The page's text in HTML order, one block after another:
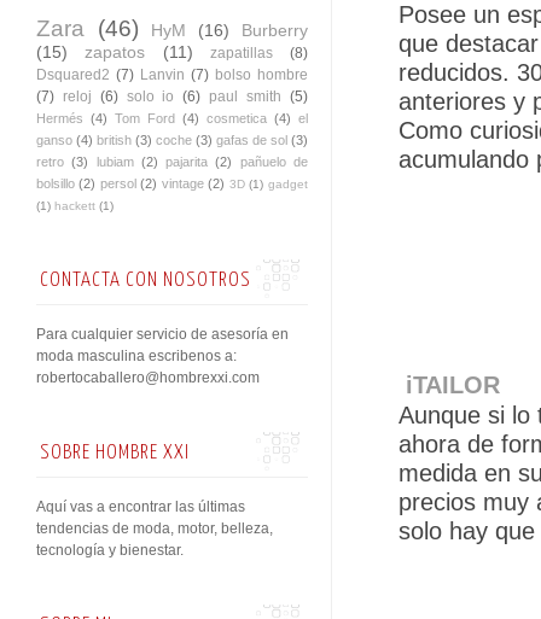
Posee un
que
reducidos.
anteriores y
Como
acumulando
iTAILOR
Aunque si lo
ahora de
medida en
precios muy
solo hay
Zara (46) HyM (16)
Burberry
(15)
zapatos (11) zapatillas
(8)
Dsquared2 (7) Lanvin (7) bolso hombre
(7) reloj (6) solo io (6) paul smith (5)
Hermés (4) Tom Ford (4) cosmetica (4) el
ganso (4) british (3) coche (3) gafas de sol (3)
retro (3) lubiam (2) pajarita (2)
pañuelo de
bolsillo (2) persol (2) vintage (2) 3D (1) gadget
(1) hackett (1)
CONTACTA CON NOSOTROS
Para cualquier servicio de asesoría en
moda masculina escribenos a:
robertocaballero@hombrexxi.com
SOBRE HOMBRE XXI
Aquí vas a encontrar las últimas
tendencias de moda, motor, belleza,
tecnología y bienestar.